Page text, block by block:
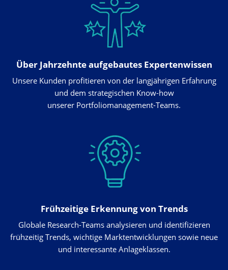
Über Jahrzehnte aufgebautes Expertenwissen
Unsere Kunden profitieren von der langjährigen Erfahrung
und dem strategischen Know-how
unserer Portfoliomanagement-Teams.
Frühzeitige Erkennung von Trends
Globale Research-Teams analysieren und identifizieren
frühzeitig Trends, wichtige Marktentwicklungen sowie neue
und interessante Anlageklassen.